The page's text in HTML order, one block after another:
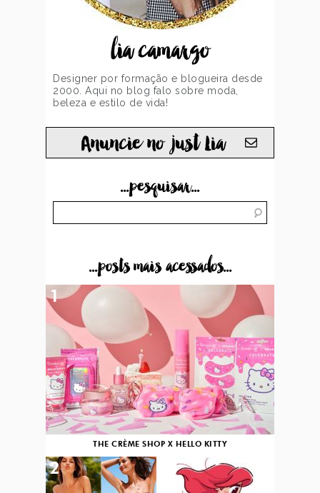
lia camargo
Designer por formação e blogueira desde
2000. Aqui no blog falo sobre moda,
beleza e estilo de vida!
Anuncie no just Lia
...pesquisar...
...posts mais acessados...
THE CRÈME SHOP X HELLO KITTY
1
2 3